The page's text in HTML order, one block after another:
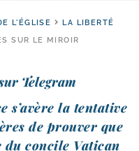
L'ÉGLISE
LA LIBERTÉ
SUR LE MIROIR
Telegram
s’avère la ten­ta­tive
de prou­ver que
concile Vatican